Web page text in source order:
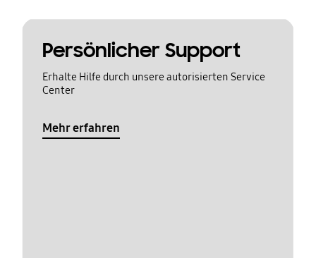
Persönlicher Support
Erhalte Hilfe durch unsere autorisierten Service
Center
Mehr erfahren